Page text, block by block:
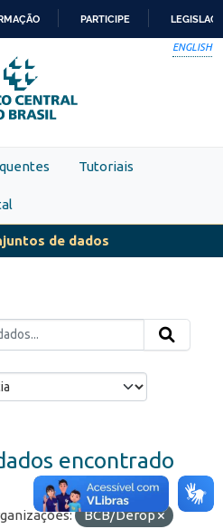
PARA
O
CONTEÚDO
PARTICIPE
ENGLISH
Tutoriais
de dados
encontrado
BCB/Derop